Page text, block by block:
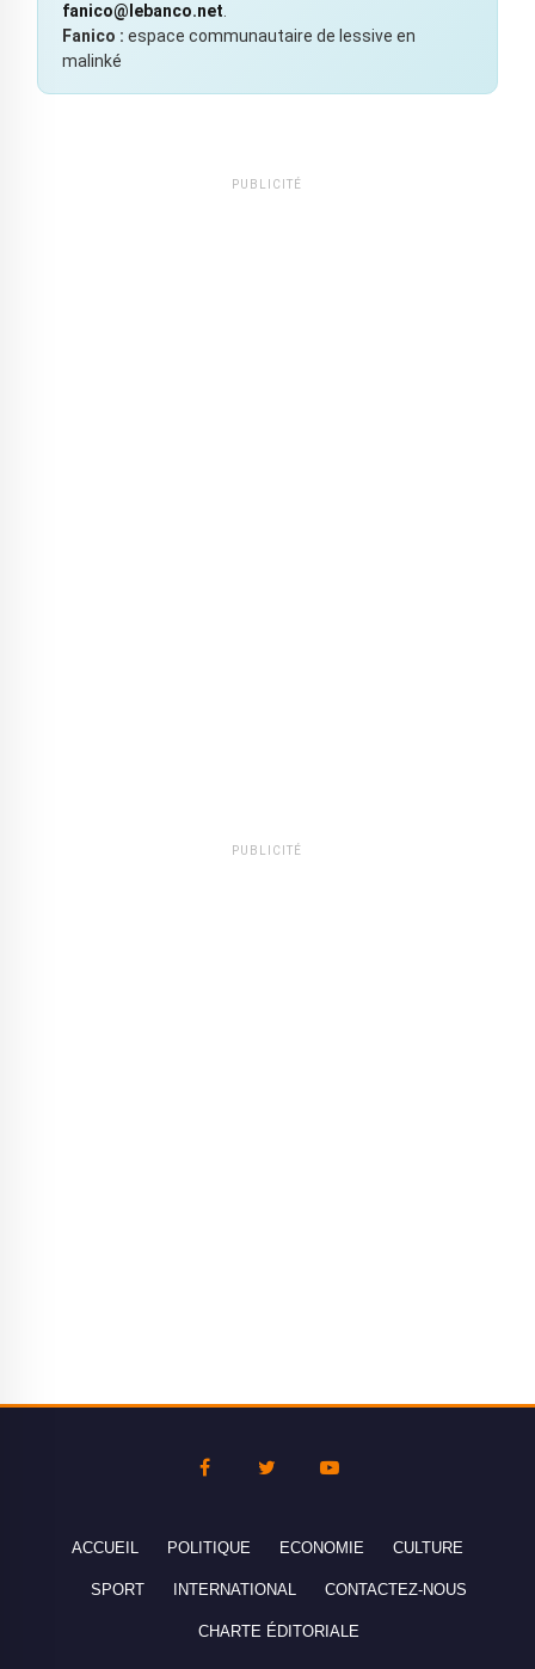
fanico@lebanco.net
Fanico : espace communautaire de lessive en
malinké
PUBLICITÉ
PUBLICITÉ
ACCUEIL POLITIQUE ECONOMIE CULTURE
SPORT INTERNATIONAL CONTACTEZ-NOUS
CHARTE ÉDITORIALE